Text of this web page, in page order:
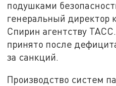
подушками
генеральный директор
Спирин агентству
принято после
за санкций.
Производство систем